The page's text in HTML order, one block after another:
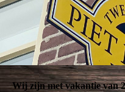
Wij zijn met vakantie van